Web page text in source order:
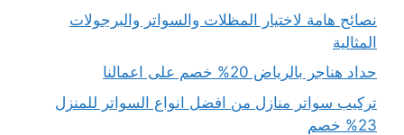
نصائح هامة لاختيار المظلات والسواتر والبرجولات
المثالية
حداد هناجر بالرياض 20% خصم على اعمالنا
تركيب سواتر منازل من افضل انواع السواتر للمنزل
23% خصم